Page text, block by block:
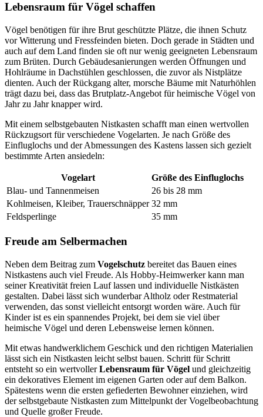
Lebensraum für Vögel schaffen
Vögel benötigen für ihre Brut geschützte Plätze, die ihnen Schutz
vor Witterung und Fressfeinden bieten. Doch gerade in Städten und
auch auf dem Land finden sie oft nur wenig geeigneten Lebensraum
zum Brüten. Durch Gebäudesanierungen werden Öffnungen und
Hohlräume in Dachstühlen geschlossen, die zuvor als Nistplätze
dienten. Auch der Rückgang alter, morsche Bäume mit Naturhöhlen
trägt dazu bei, dass das Brutplatz-Angebot für heimische Vögel von
Jahr zu Jahr knapper wird.
Mit einem selbstgebauten Nistkasten schafft man einen wertvollen
Rückzugsort für verschiedene Vogelarten. Je nach Größe des
Einfluglochs und der Abmessungen des Kastens lassen sich gezielt
bestimmte Arten ansiedeln:
Vogelart
Größe des Einfluglochs
Blau- und Tannenmeisen
26 bis 28 mm
Kohlmeisen, Kleiber, Trauerschnäpper 32 mm
Feldsperlinge
35 mm
Freude am Selbermachen
Neben dem Beitrag zum Vogelschutz bereitet das Bauen eines
Nistkastens auch viel Freude. Als Hobby-Heimwerker kann man
seiner Kreativität freien Lauf lassen und individuelle Nistkästen
gestalten. Dabei lässt sich wunderbar Altholz oder Restmaterial
verwenden, das sonst vielleicht entsorgt worden wäre. Auch für
Kinder ist es ein spannendes Projekt, bei dem sie viel über
heimische Vögel und deren Lebensweise lernen können.
Mit etwas handwerklichem Geschick und den richtigen Materialien
lässt sich ein Nistkasten leicht selbst bauen. Schritt für Schritt
entsteht so ein wertvollerLebensraum für Vögel und gleichzeitig
ein dekoratives Element im eigenen Garten oder auf dem Balkon.
Spätestens wenn die ersten gefiederten Bewohner einziehen, wird
der selbstgebaute Nistkasten zum Mittelpunkt der Vogelbeobachtung
und Quelle großer Freude.